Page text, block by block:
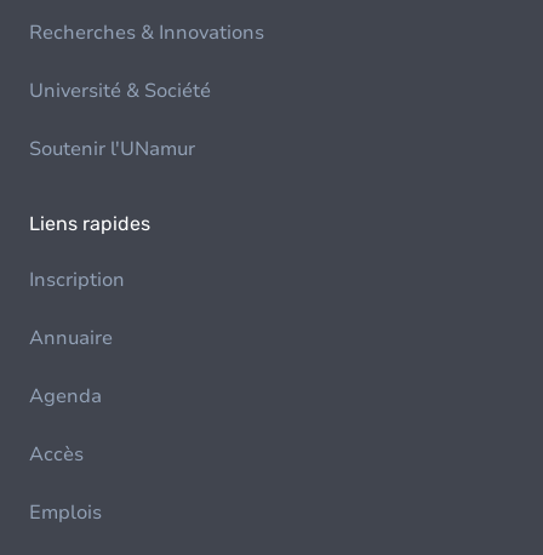
Recherches & Innovations
Université & Société
Soutenir l'UNamur
Liens rapides
Inscription
Annuaire
Agenda
Accès
Emplois